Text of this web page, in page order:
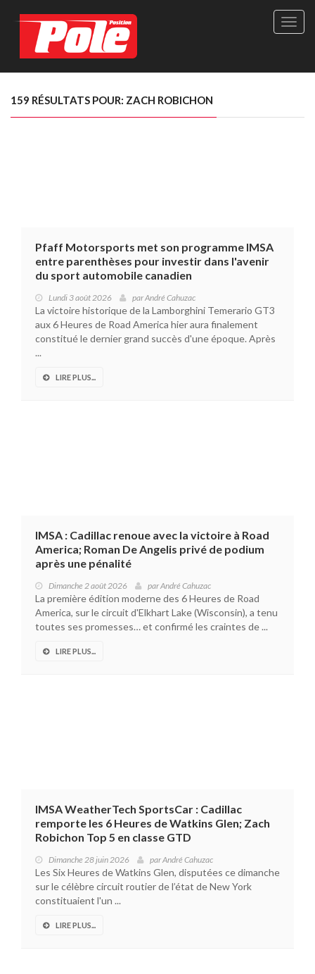
Site
Le
159 RÉSULTATS POUR: ZACH ROBICHON
Pfaff Motorsports met son programme IMSA
entre parenthèses pour investir dans l'avenir
du sport automobile canadien
Lundi 3 août 2026 parAndré Cahuzac
La victoire historique de la Lamborghini Temerario GT3
aux 6 Heures de Road America hier aura finalement
constitué le dernier grand succès d'une époque. Après
...
LIRE PLUS...
IMSA : Cadillac renoue avec la victoire à Road
America; Roman De Angelis privé de podium
après une pénalité
Dimanche 2 août 2026 parAndré Cahuzac
La première édition moderne des 6 Heures de Road
America, sur le circuit d'Elkhart Lake (Wisconsin), a tenu
toutes ses promesses… et confirmé les craintes de ...
LIRE PLUS...
IMSA WeatherTech SportsCar : Cadillac
remporte les 6 Heures de Watkins Glen; Zach
Robichon Top 5 en classe GTD
Dimanche 28 juin 2026 parAndré Cahuzac
Les Six Heures de Watkins Glen, disputées ce dimanche
sur le célèbre circuit routier de l’état de New York
constituaient l'un ...
LIRE PLUS...